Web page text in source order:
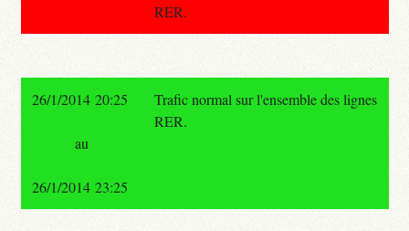
RER.
26/1/2014 20:25
Trafic normal sur l'ensemble des lignes
RER.
au
26/1/2014 23:25